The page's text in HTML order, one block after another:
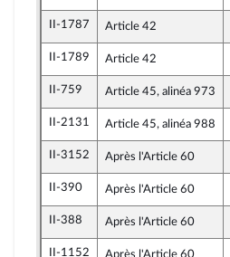
II-1787 Article 42
II-1789 Article 42
II-759 Article 45, alinéa 973
II-2131 Article 45, alinéa 988
II-3152 Après l'Article 60
II-390 Après l'Article 60
II-388 Après l'Article 60
II-1152 Après l'Article 60